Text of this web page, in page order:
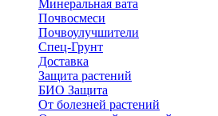
Минеральная вата
Почвосмеси
Почвоулучшители
Спец-Грунт
Доставка
Защита растений
БИО Защита
От болезней растений